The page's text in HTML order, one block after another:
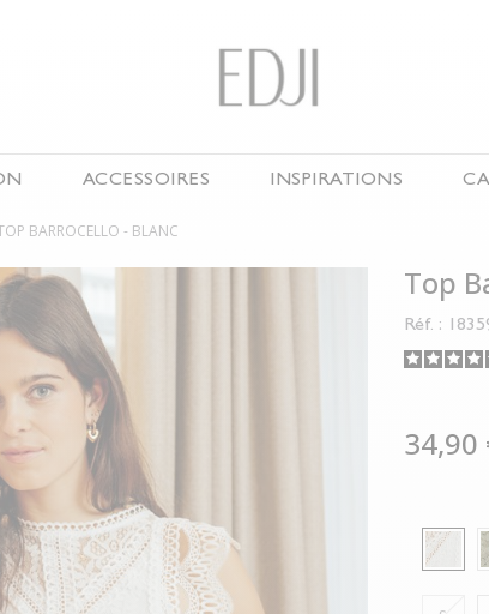
ACCESSOIRES INSPIRATIONS
& JEANS
SUMMER DRESSES
NOUVELLE COLLECTION
BARROCELLO - BLANC
Top
Réf. :
34,90